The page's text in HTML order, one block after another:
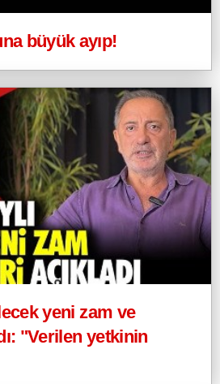
büyük ayıp!
yeni zam ve
"Verilen yetkinin